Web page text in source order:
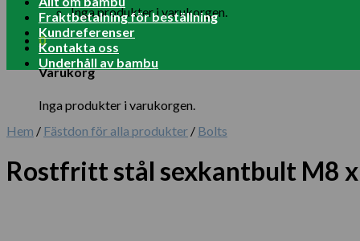
Inga produkter i varukorgen.
0
Varukorg
Inga produkter i varukorgen.
Fraktbetalning för beställning
Kundreferenser
Kontakta oss
Underhåll av bambu
Hem / Fästdon för alla produkter / Bolts
Rostfritt stål sexkantbult M8